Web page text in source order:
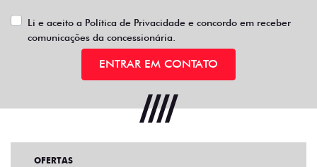
Li e aceito a Política de Privacidade e concordo em receber
comunicações da concessionária.
ENTRAR EM CONTATO
OFERTAS